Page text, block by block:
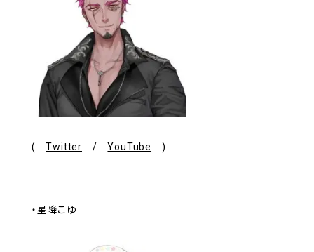
(Twitter /YouTube )
・星降こゆ